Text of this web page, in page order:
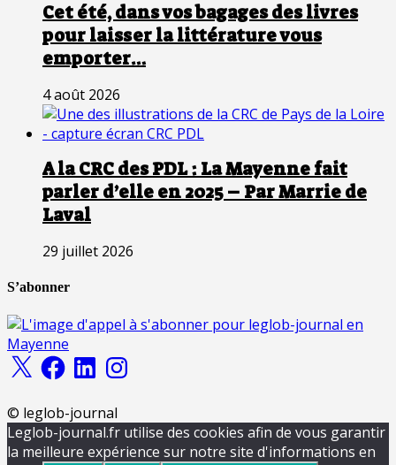
Cet été, dans vos bagages des livres
pour laisser la littérature vous
emporter…
4 août 2026
A la CRC des PDL : La Mayenne fait
parler d’elle en 2025 – Par Marrie de
Laval
29 juillet 2026
S’abonner
X FacebookLinkedInInstagram
© leglob-journal
Leglob-journal.fr utilise des cookies afin de vous garantir
la meilleure expérience sur notre site d'informations en